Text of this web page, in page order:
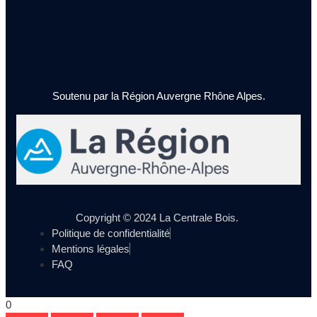
Soutenu par la Région Auvergne Rhône Alpes.
Copyright © 2024 La Centrale Bois.
Politique de confidentialité
Mentions légales
FAQ
0